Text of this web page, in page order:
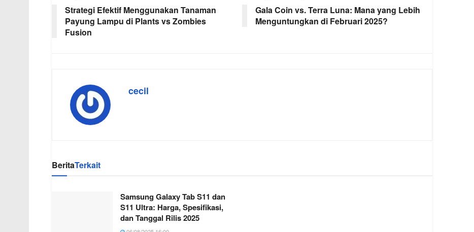
Strategi Efektif Menggunakan Tanaman
Payung Lampu di Plants vs Zombies
Fusion
Gala Coin vs. Terra Luna: Mana yang Lebih
Menguntungkan di Februari 2025?
cecil
BeritaTerkait
Samsung Galaxy Tab S11 dan
S11 Ultra: Harga, Spesifikasi,
dan Tanggal Rilis 2025